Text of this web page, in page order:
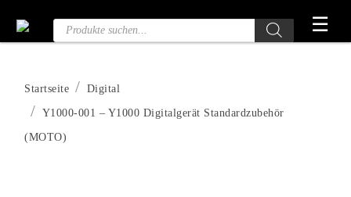
Inhalt
springen
Produktsuche ☰
Startseite Digital
Y1000-001 – Y1000 Digitalgerät Standardzubehör
(MOTO)